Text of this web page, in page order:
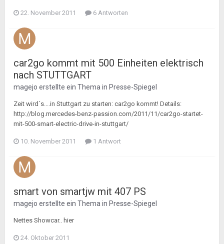
22. November 2011 6 Antworten
car2go kommt mit 500 Einheiten elektrisch
nach STUTTGART
magejo erstellte ein Thema in Presse-Spiegel
Zeit wird´s....in Stuttgart zu starten: car2go kommt! Details:
http://blog.mercedes-benz-passion.com/2011/11/car2go-startet-
mit-500-smart-electric-drive-in-stuttgart/
10. November 2011 1 Antwort
smart von smartjw mit 407 PS
magejo erstellte ein Thema in Presse-Spiegel
Nettes Showcar.. hier
24. Oktober 2011